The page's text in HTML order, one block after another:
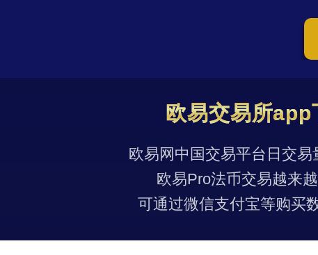
欧易交易所app
欧易网中国交易平台日交易
欧易Pro法币交易越来越
可通过微信支付宝等购买